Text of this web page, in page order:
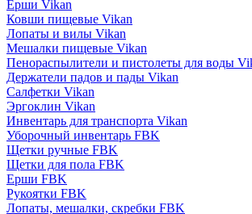
Ерши Vikan
Ковши пищевые Vikan
Лопаты и вилы Vikan
Мешалки пищевые Vikan
Пенораспылители и пистолеты для воды
Держатели падов и пады Vikan
Салфетки Vikan
Эргоклин Vikan
Инвентарь для транспорта Vikan
Уборочный инвентарь FBK
Щетки ручные FBK
Щетки для пола FBK
Ерши FBK
Рукоятки FBK
Лопаты, мешалки, скребки FBK